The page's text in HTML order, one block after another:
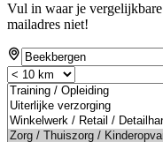
Vul in waar je
mailadres niet!